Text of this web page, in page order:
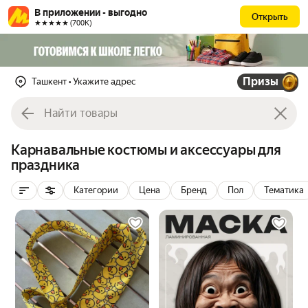
В приложении - выгодно
★★★★★ (700К)
Открыть
Ташкент • Укажите адрес Призы
Карнавальные костюмы и аксессуары для
праздника
Категории Цена Бренд Пол Тематика